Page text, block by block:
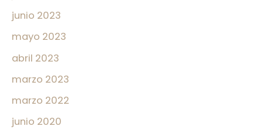
junio 2023
mayo 2023
abril 2023
marzo 2023
marzo 2022
junio 2020